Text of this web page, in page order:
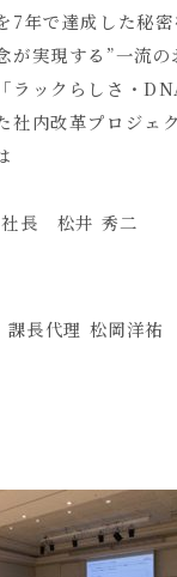
年で達成した秘密
実現する”一流の
ラックらしさ・
社内改革プロジ
社長 松井 秀二
長代理 松岡洋祐